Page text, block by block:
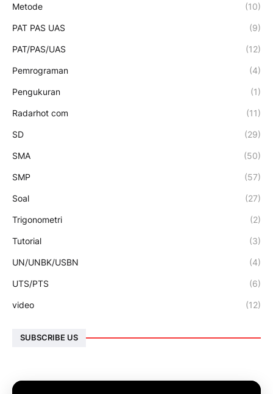
Metode (10)
PAT PAS UAS (9)
PAT/PAS/UAS (12)
Pemrograman (4)
Pengukuran (1)
Radarhot com (11)
SD (29)
SMA (50)
SMP (57)
Soal (27)
Trigonometri (2)
Tutorial (3)
UN/UNBK/USBN (4)
UTS/PTS (6)
video (12)
SUBSCRIBE US